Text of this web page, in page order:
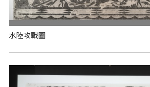
水陸攻戰圖